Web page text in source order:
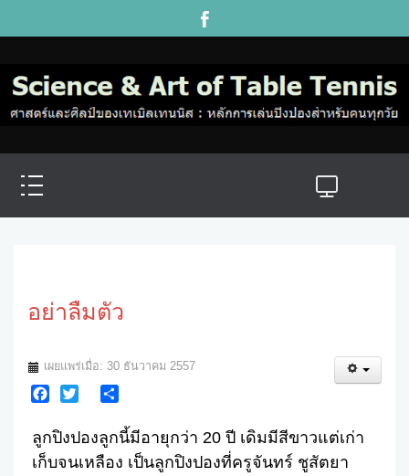
อย่าลืมตัว
เผยแพร่เมื่อ: 30 ธันวาคม 2557
ลูกปิงปองลูกนี้มีอายุกว่า 20 ปี เดิมมีสีขาวแต่เก่า
เก็บจนเหลือง เป็นลูกปิงปองที่ครูจันทร์ ชูสัตยา